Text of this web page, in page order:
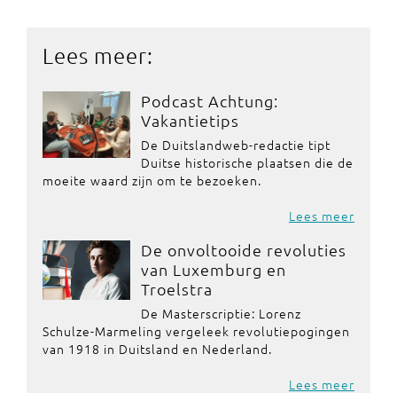
Lees meer:
Podcast Achtung:
Vakantietips
De Duitslandweb-redactie tipt
Duitse historische plaatsen die de
moeite waard zijn om te bezoeken.
Lees meer
De onvoltooide revoluties
van Luxemburg en
Troelstra
De Masterscriptie: Lorenz
Schulze-Marmeling vergeleek revolutiepogingen
van 1918 in Duitsland en Nederland.
Lees meer